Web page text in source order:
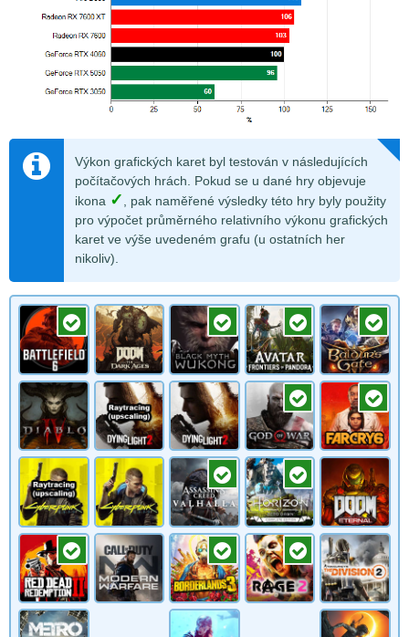
Výkon grafických karet byl testován v následujících
počítačových hrách. Pokud se u dané hry objevuje
ikona ✓, pak naměřené výsledky této hry byly použity
pro výpočet průměrného relativního výkonu grafických
karet ve výše uvedeném grafu (u ostatních her
nikoliv).